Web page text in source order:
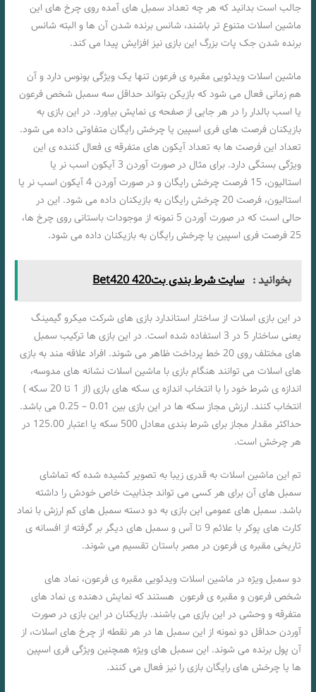
جالب است بدانید که هر چه تعداد سمبل های آمده روی چرخ های این
ماشین اسلات متنوع تر باشند، شانس برنده شدن آن ها و البته شانس
برنده شدن جک پات بزرگ این بازی نیز افزایش پیدا می کند.
ماشین اسلات ویدئویی مقبره ی فرعون تنها یک ویژگی بونوس دارد و آن
هم زمانی فعال می شود که بازیکن بتواند حداقل سه سمبل شخص فرعون
یا اسب بالدار را در هر جایی از صفحه ی نمایش بیاورد. در این بازی به
بازیکنان فرصت های فری اسپین یا چرخش رایگان متفاوتی داده می شود.
تعداد این فرصت ها به تعداد آیکون های متفرقه ی فعال کننده ی این
ویژگی بستگی دارد. برای مثال در صورت آوردن 3 آیکون اسب نر یا
استالیون، 15 فرصت چرخش رایگان و در صورت آوردن 4 آیکون اسب نر یا
استالیون، فرصت 20 چرخش رایگان به بازیکنان داده می شود. این در
حالی است که در صورت آوردن 5 نمونه از موجودات باستانی روی چرخ ها،
25 فرصت فری اسپین یا چرخش رایگان به بازیکنان داده می شود.
بخوانید : سایت شرط بندی بت420 Bet420
در این بازی اسلات از ساختار استاندارد بازی های شرکت میکرو گیمینگ
یعنی ساختار 5 در 3 استفاده شده است. در این بازی ها ترکیب سمبل
های مختلف روی 20 خط پرداخت ظاهر می شوند. افراد علاقه مند به بازی
های اسلات می توانند هنگام بازی با ماشین اسلات نشانه های مدوسه،
اندازه ی شرط خود را با انتخاب اندازه ی سکه های بازی (از 1 تا 20 سکه )
انتخاب کنند. ارزش مجاز سکه ها در این بازی بین 0.01 – 0.25 می باشد.
حداکثر مقدار مجاز برای شرط بندی معادل 500 سکه یا اعتبار 125.00 در
هر چرخش است.
تم این ماشین اسلات به قدری زیبا به تصویر کشیده شده که تماشای
سمبل های آن برای هر کسی می تواند جذابیت خاص خودش را داشته
باشد. سمبل های عمومی این بازی به دو دسته سمبل های کم ارزش با نماد
کارت های پوکر با علائم 9 تا آس و سمبل های دیگر بر گرفته از افسانه ی
تاریخی مقبره ی فرعون در مصر باستان تقسیم می شوند.
دو سمبل ویژه در ماشین اسلات ویدئویی مقبره ی فرعون، نماد های
شخص فرعون و مقبره ی فرعون هستند که نمایش دهنده ی نماد های
متفرقه و وحشی در این بازی می باشند. بازیکنان در این بازی در صورت
آوردن حداقل دو نمونه از این سمبل ها در هر نقطه از چرخ های اسلات، از
آن پول برنده می شوند. این سمبل های ویژه همچنین ویژگی فری اسپین
ها یا چرخش های رایگان بازی را نیز فعال می کنند.